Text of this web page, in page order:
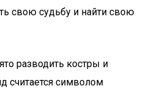
свою судьбу и найти свою
разводить костры и
считается символом